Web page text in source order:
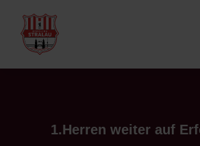
1.Herren weiter auf